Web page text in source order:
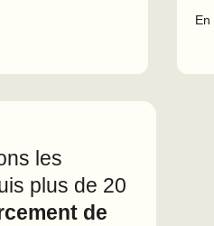
En
les
plus de 20
de